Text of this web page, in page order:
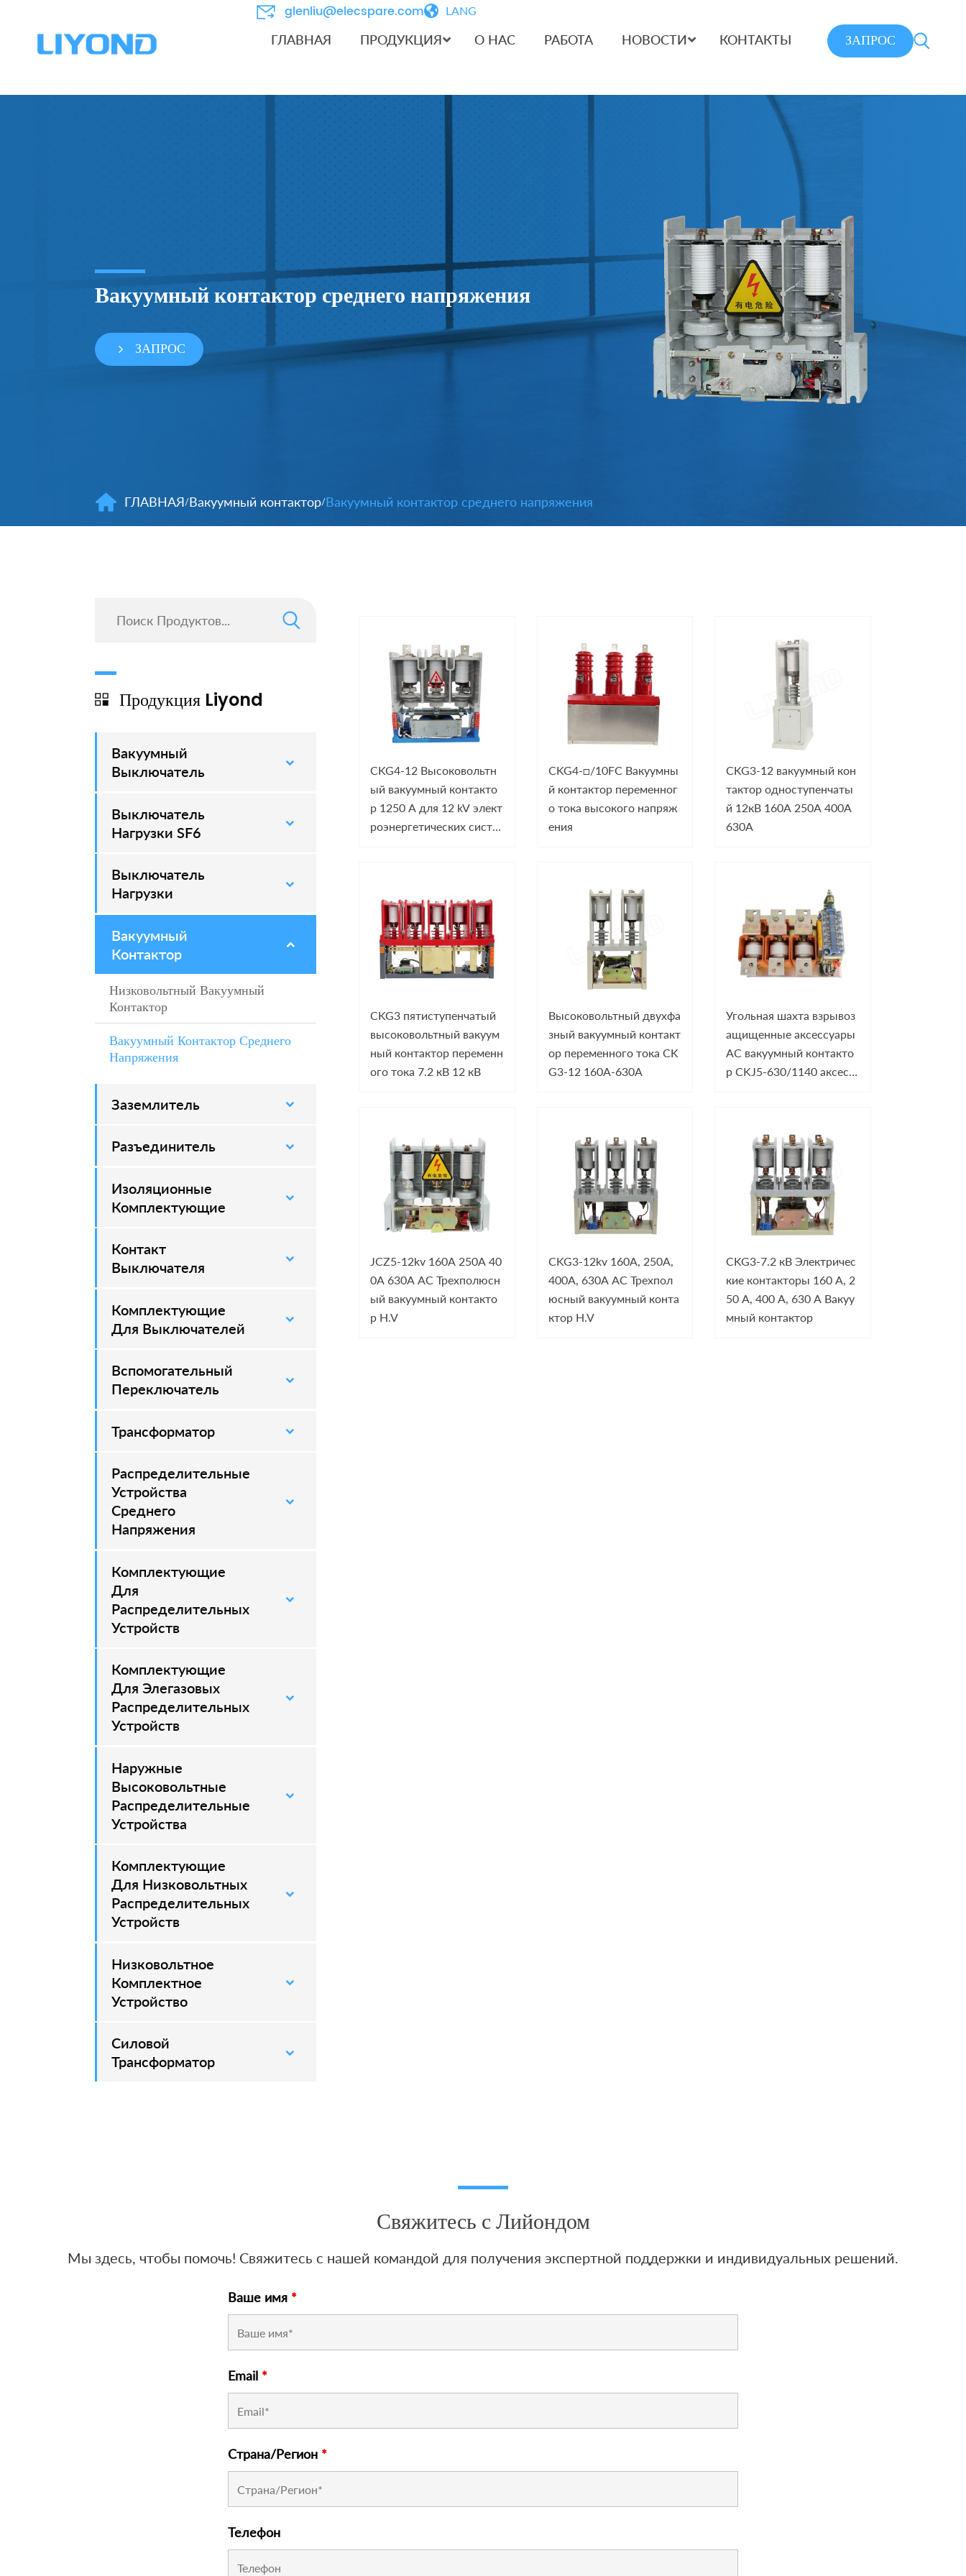
glenliu@elecspare.com LANG
ГЛАВНАЯ ПРОДУКЦИЯ О НАС РАБОТА НОВОСТИ КОНТАКТЫ ЗАПРОС
Вакуумный контактор среднего напряжения
ЗАПРОС
ГЛАВНАЯ/Вакуумный контактор/Вакуумный контактор среднего напряжения
Продукция Liyond
Вакуумный
Выключатель
–
Выключатель
Нагрузки SF6
–
Выключатель
Нагрузки
–
Вакуумный
Контактор
–
Низковольтный Вакуумный
Контактор
–
Вакуумный Контактор Среднего
Напряжения
–
Заземлитель
–
Разъединитель
–
Изоляционные
Комплектующие
–
Контакт
Выключателя
–
Комплектующие
Для Выключателей
–
Вспомогательный
Переключатель
–
Трансформатор
Распределительные
Устройства
Среднего
Напряжения
–
Комплектующие
Для
Распределительных
Устройств
–
Комплектующие
Для Элегазовых
Распределительных
Устройств
–
Наружные
Высоковольтные
Распределительные
Устройства
–
Комплектующие
Для Низковольтных
Распределительных
Устройств
Низковольтное
Комплектное
Устройство
Силовой
Трансформатор
–
CKG4-12 Высоковольтн
ый вакуумный контакто
р 1250 A для 12 kV элект
роэнергетических систе
CKG4-□/10FC Вакуумны
й контактор переменног
о тока высокого напряж
ения
CKG3-12 вакуумный кон
тактор одноступенчаты
й 12кВ 160А 250А 400А
630А
CKG3 пятиступенчатый
высоковольтный вакуум
ный контактор переменн
ого тока 7.2 кВ 12 кВ
Высоковольтный двухфа
зный вакуумный контакт
ор переменного тока CK
G3-12 160A-630A
Угольная шахта взрывоз
ащищенные аксессуары
AC вакуумный контакто
р CKJ5-630/1140 аксесс
JCZ5-12kv 160A 250A 40
0A 630A AC Трехполюсн
ый вакуумный контакто
р H.V
CKG3-12kv 160A, 250A,
400A, 630A AC Трехпол
юсный вакуумный конта
ктор H.V
CKG3-7.2 кВ Электричес
кие контакторы 160 А, 2
50 А, 400 А, 630 А Вакуу
мный контактор
Свяжитесь с Лийондом
Мы здесь, чтобы помочь! Свяжитесь с нашей командой для получения экспертной поддержки и индивидуальных решений.
Ваше имя *
Email *
Страна/Регион *
Телефон